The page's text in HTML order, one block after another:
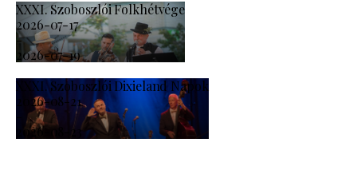
XXXI. Szoboszlói Folkhétvége
2026-07-17
-
2026-07-19
XXXI. Szoboszlói Dixieland Napok
2026-08-21
-
2026-08-23